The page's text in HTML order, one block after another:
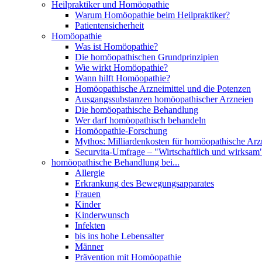
Heilpraktiker und Homöopathie
Warum Homöopathie beim Heilpraktiker?
Patientensicherheit
Homöopathie
Was ist Homöopathie?
Die homöopathischen Grundprinzipien
Wie wirkt Homöopathie?
Wann hilft Homöopathie?
Homöopathische Arzneimittel und die Potenzen
Ausgangssubstanzen homöopathischer Arzneien
Die homöopathische Behandlung
Wer darf homöopathisch behandeln
Homöopathie-Forschung
Mythos: Milliardenkosten für homöopathische
Securvita-Umfrage – "Wirtschaftlich und
homöopathische Behandlung bei...
Allergie
Erkrankung des Bewegungsapparates
Frauen
Kinder
Kinderwunsch
Infekten
bis ins hohe Lebensalter
Männer
Prävention mit Homöopathie